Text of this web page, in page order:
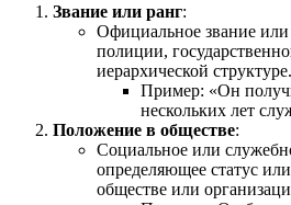
Звание или ранг:
Официальное звание
полиции,
иерархической структуре.
Пример: «Он
нескольких лет
Положение в обществе:
Социальное или
определяющее статус
обществе или